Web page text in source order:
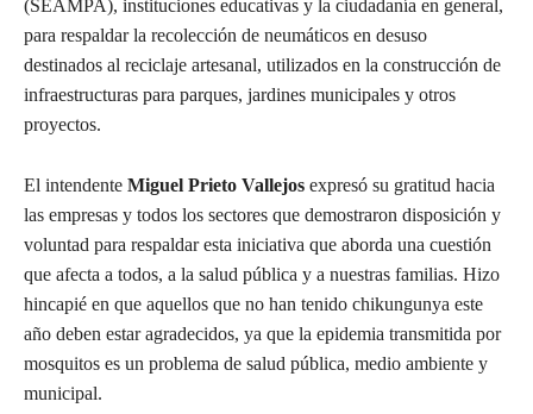
(SEAMPA), instituciones educativas y la ciudadanía en general,
para respaldar la recolección de neumáticos en desuso
destinados al reciclaje artesanal, utilizados en la construcción de
infraestructuras para parques, jardines municipales y otros
proyectos.
El intendente Miguel Prieto Vallejos expresó su gratitud hacia
las empresas y todos los sectores que demostraron disposición y
voluntad para respaldar esta iniciativa que aborda una cuestión
que afecta a todos, a la salud pública y a nuestras familias. Hizo
hincapié en que aquellos que no han tenido chikungunya este
año deben estar agradecidos, ya que la epidemia transmitida por
mosquitos es un problema de salud pública, medio ambiente y
municipal.